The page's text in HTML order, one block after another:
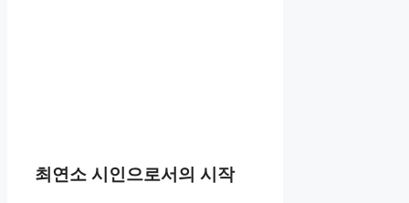
최연소 시인으로서의 시작